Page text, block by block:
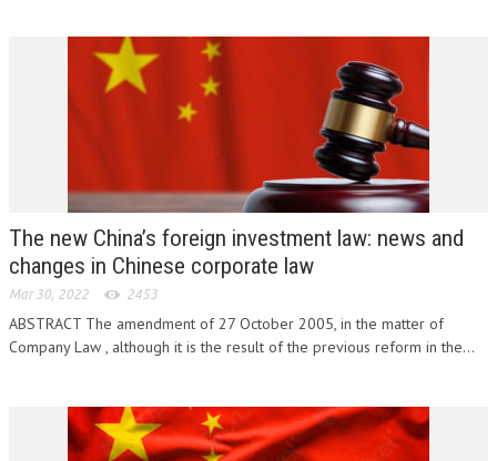
DIRITTO
DIRITTO PENALE D’IMPRESA
DIRITTO DEL LAVORO
DIRITTO DELLE IMPRESE IN CRISI
CRIMINOLOGIA E CRIMINALISTICA
SICUREZZA SUL LAVORO
FISCO
FISCALITÀ INTERNAZIONALE
TAX RISK MANAGEMENT
The new China’s foreign investment law: news and
changes in Chinese corporate law
Mar 30, 2022 2453
ABSTRACT The amendment of 27 October 2005, in the matter of
Company Law , although it is the result of the previous reform in the...